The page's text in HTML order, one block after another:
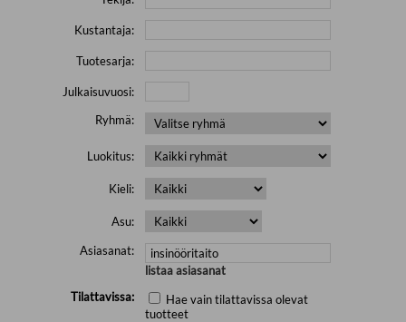
Kustantaja:
Tuotesarja:
Julkaisuvuosi:
Ryhmä:
Luokitus:
Kieli:
Asu:
Asiasanat:
listaa asiasanat
Tilattavissa:
Hae vain tilattavissa olevat
tuotteet